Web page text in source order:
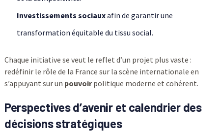
Investissements sociauxafin de garantir une
transformation équitable du tissu social.
Chaque initiative se veut le reflet d’un projet plus vaste :
redéfinir le rôle de la France sur la scène internationale en
s’appuyant sur un pouvoirpolitique moderne et cohérent.
Perspectives d’avenir et calendrier des
décisions stratégiques